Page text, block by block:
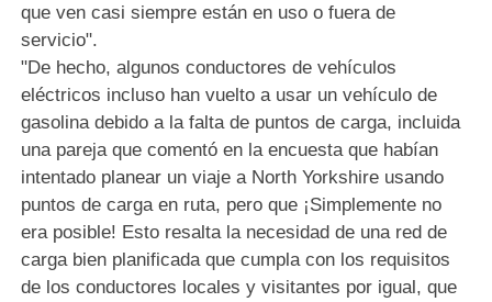
que ven casi siempre están en uso o fuera de
servicio".
"De hecho, algunos conductores de vehículos
eléctricos incluso han vuelto a usar un vehículo de
gasolina debido a la falta de puntos de carga, incluida
una pareja que comentó en la encuesta que habían
intentado planear un viaje a North Yorkshire usando
puntos de carga en ruta, pero que ¡Simplemente no
era posible! Esto resalta la necesidad de una red de
carga bien planificada que cumpla con los requisitos
de los conductores locales y visitantes por igual, que